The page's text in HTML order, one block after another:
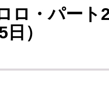
ロ・パー
）